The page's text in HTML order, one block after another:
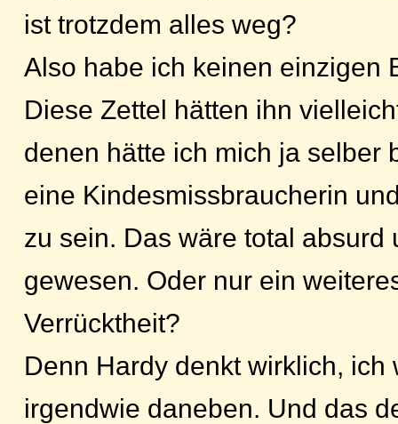
ist trotzdem alles weg?
Also habe ich keinen einzigen
Diese Zettel hätten ihn
denen hätte ich mich ja selber
eine Kindesmissbraucherin
zu sein. Das wäre total absurd
gewesen. Oder nur ein
Verrücktheit?
Denn Hardy denkt wirklich, ich
irgendwie daneben. Und das